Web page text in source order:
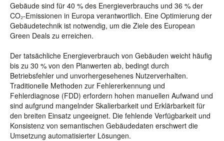
Gebäude sind für 40 % des Energieverbrauchs und 36 % der
CO₂-Emissionen in Europa verantwortlich. Eine Optimierung der
Gebäudetechnik ist notwendig, um die Ziele des European
Green Deals zu erreichen.
Der tatsächliche Energieverbrauch von Gebäuden weicht häufig
bis zu 30 % von den Planwerten ab, bedingt durch
Betriebsfehler und unvorhergesehenes Nutzerverhalten.
Traditionelle Methoden zur Fehlererkennung und
Fehlerdiagnose (FDD) erfordern hohen manuellen Aufwand und
sind aufgrund mangelnder Skalierbarkeit und Erklärbarkeit für
den breiten Einsatz ungeeignet. Die fehlende Verfügbarkeit und
Konsistenz von semantischen Gebäudedaten erschwert die
Umsetzung automatisierter Lösungen.